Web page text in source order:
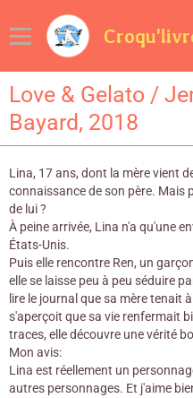
Love & Gelato /
Bayard, 2018
Lina, 17 ans, dont la mère vient
connaissance de son père. Mais
de lui ?
À peine arrivée, Lina n'a qu'une
États-Unis.
Puis elle rencontre Ren, un
elle se laisse peu à peu séduire
lire le journal que sa mère tenait
s'aperçoit que sa vie renfermait
traces, elle découvre une vérité
Mon avis:
Lina est réellement un
autres personnages. Et j'aime